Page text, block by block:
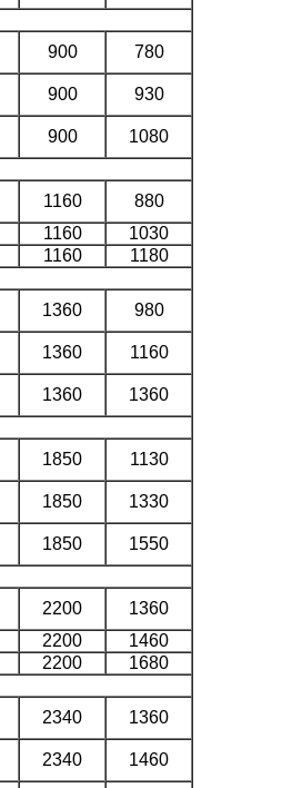
900
780
900
930
900 1080
1160
880
1160
1030
1160 1180
1360
980
1360
1160
1360 1360
1850
1130
1850
1330
1850 1550
2200
1360
2200
1460
2200 1680
2340
1360
2340
1460